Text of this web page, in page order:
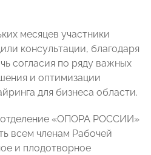
месяцев участники
консультации, благодаря
согласия по ряду важных
и оптимизации
для бизнеса области.
отделение «ОПОРА РОССИИ»
всем членам Рабочей
и плодотворное